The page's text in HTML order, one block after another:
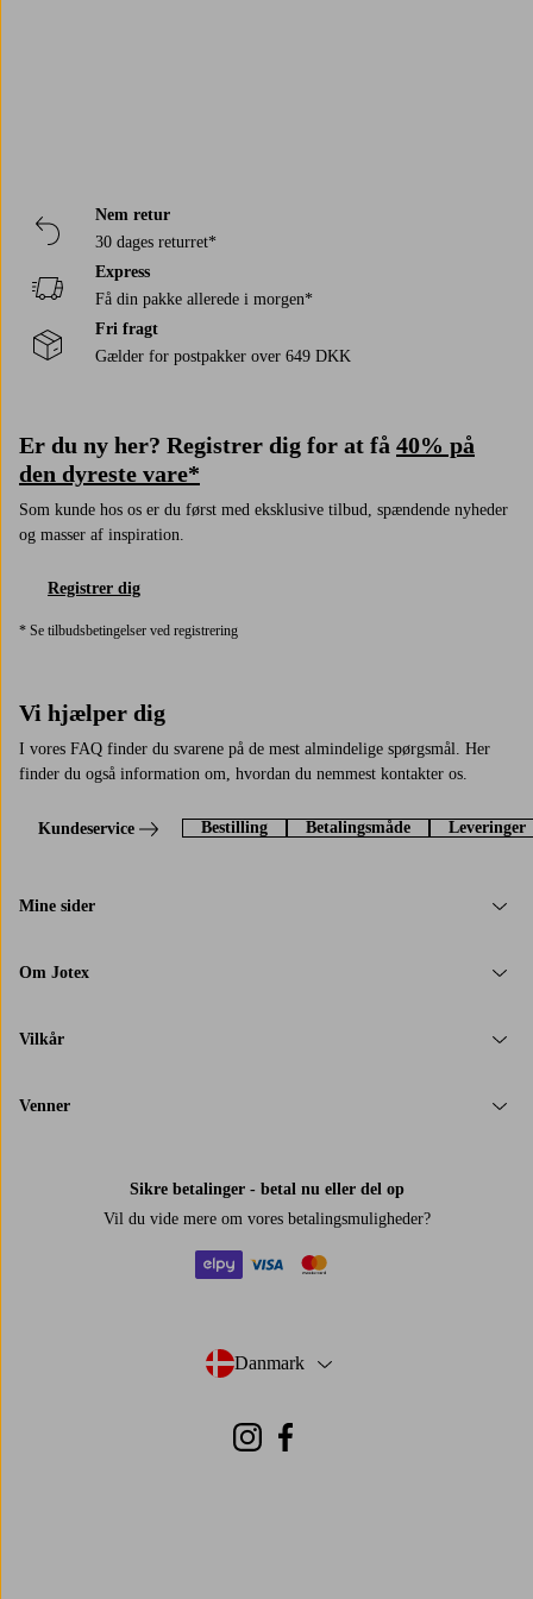
Nem retur
30 dages returret*
Express
Få din pakke allerede i morgen*
Fri fragt
Gælder for postpakker over 649 DKK
Er du ny her? Registrer dig for at få 40% på
den dyreste vare*
Som kunde hos os er du først med eksklusive tilbud, spændende nyheder
og masser af inspiration.
Registrer dig
* Se tilbudsbetingelser ved registrering
Vi hjælper dig
I vores FAQ finder du svarene på de mest almindelige spørgsmål. Her
finder du også information om, hvordan du nemmest kontakter os.
Kundeservice Bestilling Betalingsmåde Leveringer
Mine sider
Om Jotex
Vilkår
Venner
Sikre betalinger - betal nu eller del op
Vil du vide mere om vores betalingsmuligheder?
Danmark
- Vælg land